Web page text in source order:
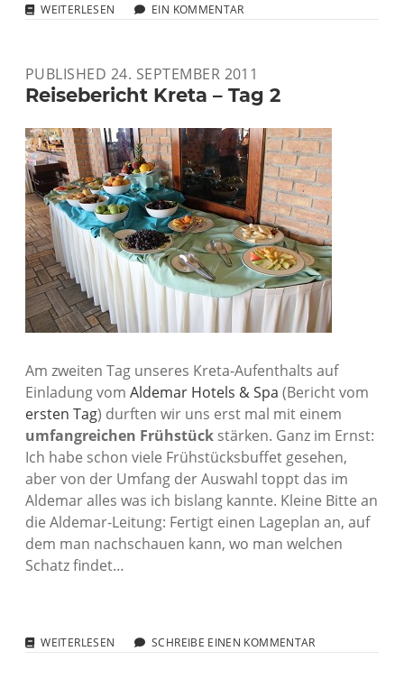
WEITERLESEN REISEBERICHT
3
EIN KOMMENTAR
PUBLISHED 24. SEPTEMBER 2011
Reisebericht Kreta – Tag 2
Am zweiten Tag unseres Kreta-Aufenthalts auf
Einladung vom Aldemar Hotels & Spa (Bericht vom
ersten Tag) durften wir uns erst mal mit einem
umfangreichen Frühstück stärken. Ganz im Ernst:
Ich habe schon viele Frühstücksbuffet gesehen,
aber von der Umfang der Auswahl toppt das im
Aldemar alles was ich bislang kannte. Kleine Bitte an
die Aldemar-Leitung: Fertigt einen Lageplan an, auf
dem man nachschauen kann, wo man welchen
Schatz findet…
WEITERLESEN REISEBERICHT
SCHREIBE EINEN KOMMENTAR